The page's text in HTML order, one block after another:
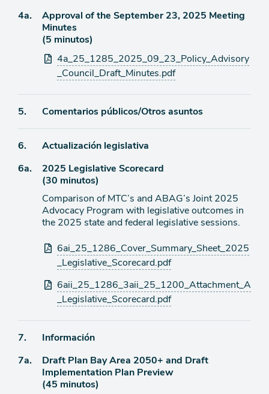
de
agenda
Ítem
agenda
4a.
Approval of the September 23, 2025 Meeting
Minutes
(5 minutos)
Archivos
adjuntos
4a_25_1285_2025_09_23_Policy_Advisory
_Council_Draft_Minutes.pdf
Ítem
agenda
5. Comentarios públicos/Otros asuntos
Ítem
de
agenda
6.
Actualización legislativa
Ítem
agenda
6a.
2025 Legislative Scorecard
(30 minutos)
Comparison of MTC’s and ABAG’s Joint 2025
Advocacy Program with legislative outcomes in
the 2025 state and federal legislative sessions.
Archivos
adjuntos
6ai_25_1286_Cover_Summary_Sheet_2025
_Legislative_Scorecard.pdf
6aii_25_1286_3aii_25_1200_Attachment_A
_Legislative_Scorecard.pdf
Ítem
de
agenda
7.
Información
Ítem
7a.
Draft Plan Bay Area 2050+ and Draft
Implementation Plan Preview
(45 minutos)